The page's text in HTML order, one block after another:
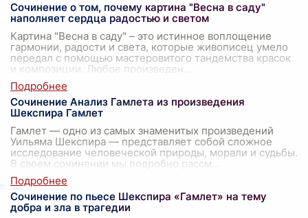
Сочинение о том, почему картина "Весна в саду"
наполняет сердца радостью и светом
Картина "Весна в саду" – это истинное воплощение
гармонии, радости и света, которые живописец умело
передал с помощью мастеровитого тандемства красок
и композиции. Любое произведен
Сочинение Анализ Гамлета из произведения
Шекспира Гамлет
Гамлет — одно из самых знаменитых произведений
Уильяма Шекспира — представляет собой сложное
исследование человеческой природы, морали и судьбы.
В своем сочинении мы подробно рассм
Сочинение по пьесе Шекспира «Гамлет» на тему
добра и зла в трагедии